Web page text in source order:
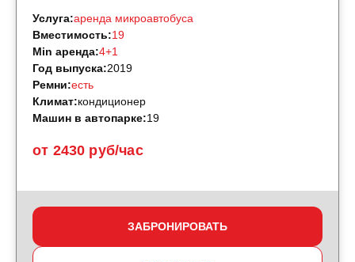
от 2430 руб/час
Услуга:аренда микроавтобуса
Вместимость:19
Min аренда:4+1
Год выпуска:2019
Ремни:есть
Климат:кондиционер
Машин в автопарке:19
ЗАБРОНИРОВАТЬ